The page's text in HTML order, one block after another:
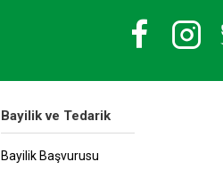
Bayilik ve Tedarik
Bayilik Başvurusu